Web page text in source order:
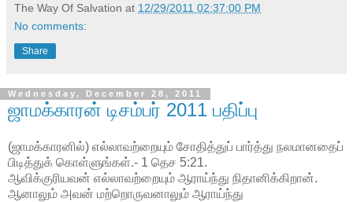
The Way Of Salvation at 12/29/2011 02:37:00 PM
No comments:
Share
Wednesday, December 28, 2011
ஜாமக்காரன் டிசம்பர் 2011 பதிப்பு
(ஜாமக்காரனில்) எல்லாவற்றையும் சோதித்துப் பார்த்து நலமானதைப்
பிடித்துக் கொள்ளுங்கள்.- 1 தெச 5:21.
ஆவிக்குரியவன் எல்லாவற்றையும் ஆராய்ந்து நிதானிக்கிறான்.
ஆனாலும் அவன் மற்றொருவனாலும் ஆராய்ந்து